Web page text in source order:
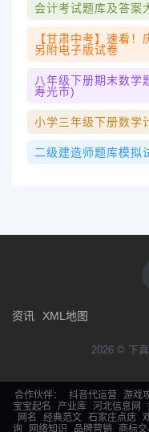
会计考试题库及答案
【甘肃中考】速看
另附电子版试卷
八年级下册期末数学
寿光市)
小学三年级下册数学
二级建造师题库模拟
资讯 XML地图
2026 © 下
合作伙伴： 抖音代运营 游戏
宝宝起名
产业库 河北信息网
网名
经典范文 石家庄点痣
询
网络知识 品牌营销 商标交